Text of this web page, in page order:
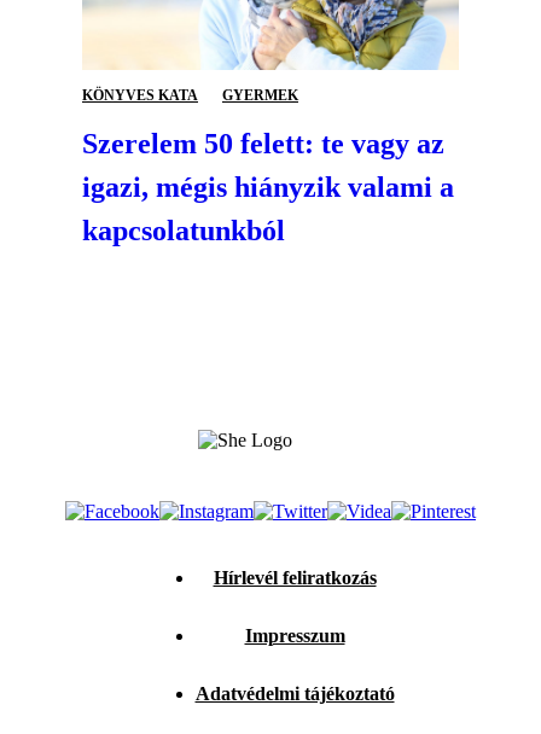
KÖNYVES KATA GYERMEK
Szerelem 50 felett: te vagy az
igazi, mégis hiányzik valami a
kapcsolatunkból
Hírlevél feliratkozás
Impresszum
Adatvédelmi tájékoztató